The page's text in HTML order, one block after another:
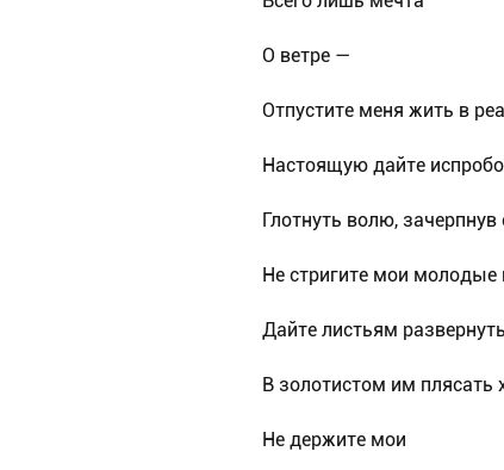
О ветре —
Отпустите меня жить в
Настоящую дайте
Глотнуть волю,
Не стригите мои
Дайте листьям
В золотистом им
Не держите мои